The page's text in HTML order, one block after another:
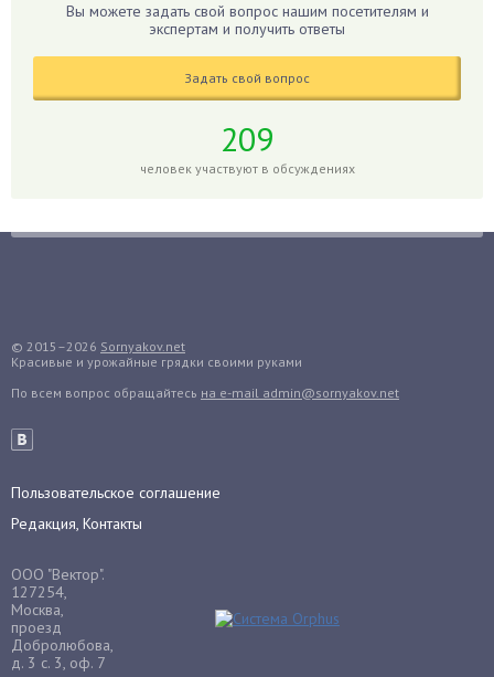
Годжи
Голубика
Гуава
Гузмания
Дайкон
Дендробиум
Денежное дерево
Драцена
Дыня
Ежевика
Вы можете задать свой вопрос нашим посетителям и
экспертам и получить ответы
Задать свой вопрос
209
человек участвуют в обсуждениях
© 2015–2026 Sornyakov.net
Красивые и урожайные грядки своими руками
По всем вопрос обращайтесь на e-mail admin@sornyakov.net
Пользовательское соглашение
Редакция, Контакты
ООО "Вектор".
127254,
Москва,
проезд
Добролюбова,
д. 3 с. 3, оф. 7